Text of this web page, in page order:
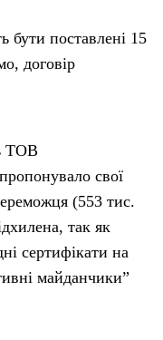
бути поставлені 15
договір
ТОВ
свої
(553 тис.
так як
сертифікати на
майданчики”